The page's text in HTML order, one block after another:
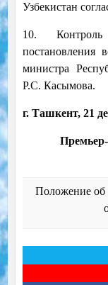
Узбекистан
10.
постановления
министра
Р.С. Касымова.
г. Ташкент, 21
Положение об